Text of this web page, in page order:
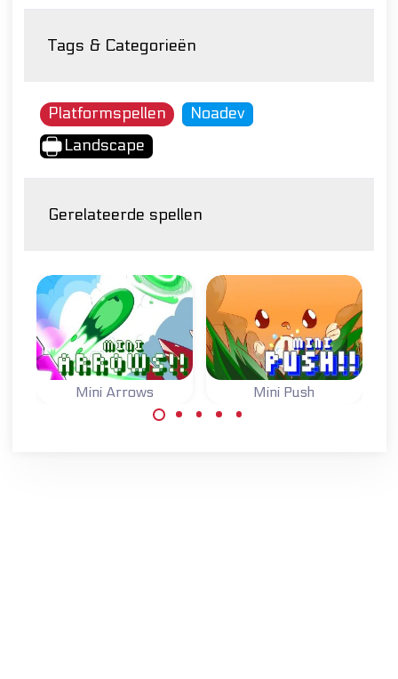
Tags & Categorieën
Platformspellen
Noadev
Landscape
Gerelateerde spellen
Mini Arrows Mini Push